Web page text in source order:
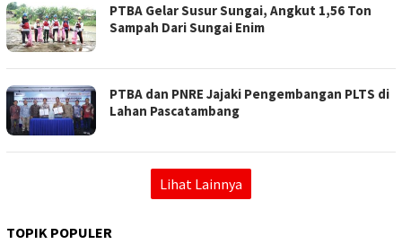
PTBA Gelar Susur Sungai, Angkut 1,56 Ton
Sampah Dari Sungai Enim
PTBA dan PNRE Jajaki Pengembangan PLTS di
Lahan Pascatambang
Lihat Lainnya
TOPIK POPULER